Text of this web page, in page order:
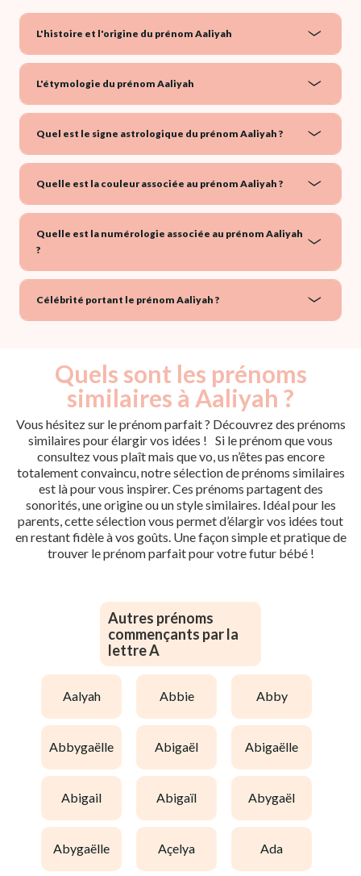
L'histoire et l'origine du prénom Aaliyah
L'étymologie du prénom Aaliyah
Quel est le signe astrologique du prénom Aaliyah ?
Quelle est la couleur associée au prénom Aaliyah ?
Quelle est la numérologie associée au prénom Aaliyah
?
Célébrité portant le prénom Aaliyah ?
Quels sont les prénoms
similaires à Aaliyah ?
Vous hésitez sur le prénom parfait ? Découvrez des prénoms
similaires pour élargir vos idées ! Si le prénom que vous
consultez vous plaît mais que vo, us n’êtes pas encore
totalement convaincu, notre sélection de prénoms similaires
est là pour vous inspirer. Ces prénoms partagent des
sonorités, une origine ou un style similaires. Idéal pour les
parents, cette sélection vous permet d’élargir vos idées tout
en restant fidèle à vos goûts. Une façon simple et pratique de
trouver le prénom parfait pour votre futur bébé !
Autres prénoms
commençants par la
lettre A
aalyah abbie abby
abbygaëlle abigaël abigaëlle
abigail abigaïl abygaël
abygaëlle açelya ada